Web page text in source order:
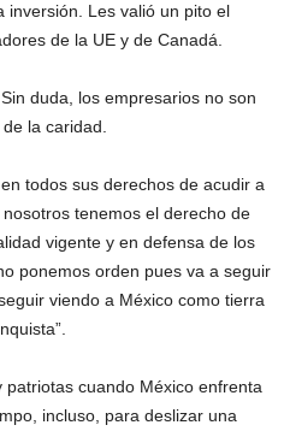
inversión. Les valió un pito el
de la UE y de Canadá.
duda, los empresarios no son
la caridad.
todos sus derechos de acudir a
tenemos el derecho de
vigente y en defensa de los
ponemos orden pues va a seguir
viendo a México como tierra
cuando México enfrenta
incluso, para deslizar una